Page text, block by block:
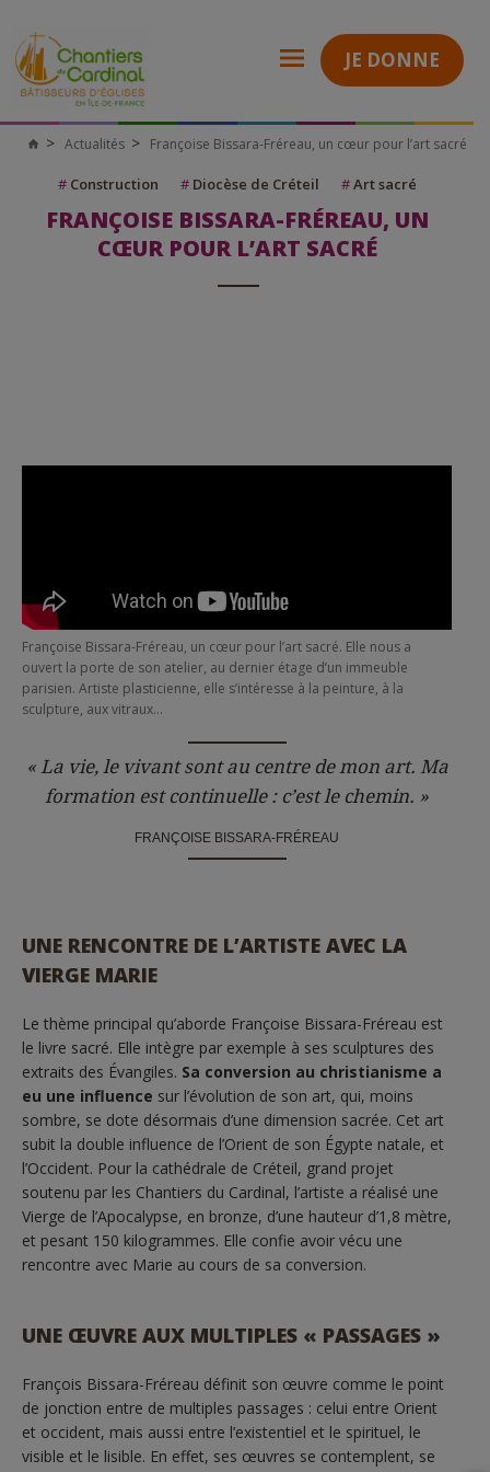
JE DONNE
Chantiers
Cardinal
Actualités Françoise Bissara-Fréreau, un cœur pour l’art sacré
#Construction #Diocèse de Créteil #Art sacré
FRANÇOISE BISSARA-FRÉREAU, UN
CŒUR POUR L’ART SACRÉ
Françoise Bissara-Fréreau, un cœur pour l’art sacré. Elle nous a
ouvert la porte de son atelier, au dernier étage d’un immeuble
parisien. Artiste plasticienne, elle s’intéresse à la peinture, à la
sculpture, aux vitraux…
« La vie, le vivant sont au centre de mon art. Ma
formation est continuelle : c’est le chemin. »
FRANÇOISE BISSARA-FRÉREAU
UNE RENCONTRE DE L’ARTISTE AVEC LA
VIERGE MARIE
Le thème principal qu’aborde Françoise Bissara-Fréreau est
le livre sacré. Elle intègre par exemple à ses sculptures des
extraits des Évangiles. Sa conversion au christianisme a
eu une influence sur l’évolution de son art, qui, moins
sombre, se dote désormais d’une dimension sacrée. Cet art
subit la double influence de l’Orient de son Égypte natale, et
l’Occident. Pour la cathédrale de Créteil, grand projet
soutenu par les Chantiers du Cardinal, l’artiste a réalisé une
Vierge de l’Apocalypse, en bronze, d’une hauteur d’1,8 mètre,
et pesant 150 kilogrammes. Elle confie avoir vécu une
rencontre avec Marie au cours de sa conversion.
UNE ŒUVRE AUX MULTIPLES « PASSAGES »
François Bissara-Fréreau définit son œuvre comme le point
de jonction entre de multiples passages : celui entre Orient
et occident, mais aussi entre l’existentiel et le spirituel, le
visible et le lisible. En effet, ses œuvres se contemplent, se